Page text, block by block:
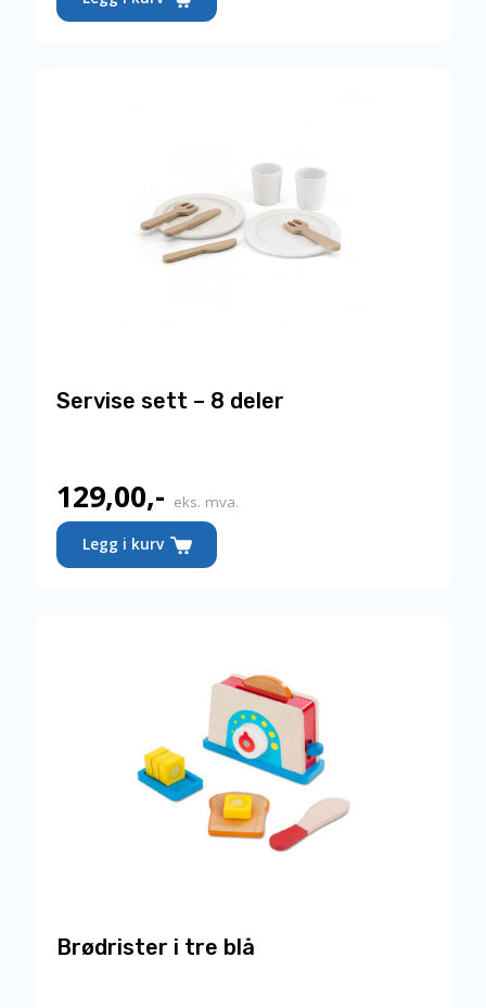
Servise sett – 8 deler
129,00,- eks. mva.
Legg i kurv
Brødrister i tre blå